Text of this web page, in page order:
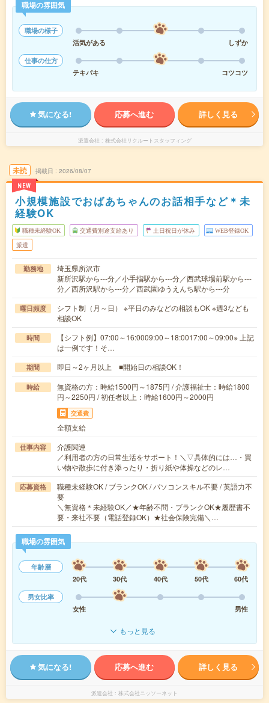
職場の雰囲気
職場の様子
活気がある
しずか
仕事の仕方
テキパキ
コツコツ
気になる! 応募へ進む 詳しく見る
派遣会社 株式会社リクルートスタッフィング
未読
NEW
掲載日 2026/08/07
小規模施設でおばあちゃんのお話相手など＊未
経験OK
職種未経験OK 交通費別途支給あり 土日祝日が休み WEB登録OK
派遣
勤務地
埼玉県所沢市
新所沢駅から---分／小手指駅から---分／西武球場前駅から---
分／西所沢駅から---分／西武園ゆうえんち駅から---分
曜日頻度
シフト制（月～日） ※平日のみなどの相談もOK ※週3なども
相談OK
時間
【シフト例】07:00～16:0009:00～18:0017:00～09:00※ 上記
は一例です！そ…
期間 即日～2ヶ月以上 ■開始日の相談OK！
時給
無資格の方：時給1500円～1875円 / 介護福祉士：時給1800
円～2250円 / 初任者以上：時給1600円～2000円
交通費
全額支給
仕事内容
介護関連
／利用者の方の日常生活をサポート！＼▽具体的には…・買
い物や散歩に付き添ったり・折り紙や体操などのレ…
応募資格
職種未経験OK / ブランクOK / パソコンスキル不要 / 英語力不
要
＼無資格＊未経験OK／★年齢不問・ブランクOK★履歴書不
要・来社不要（電話登録OK）★社会保険完備＼…
職場の雰囲気
年齢層
20代
30代 40代 50代
60代
男女比率
女性
男性
もっと見る
気になる! 応募へ進む 詳しく見る
派遣会社 株式会社ニッソーネット